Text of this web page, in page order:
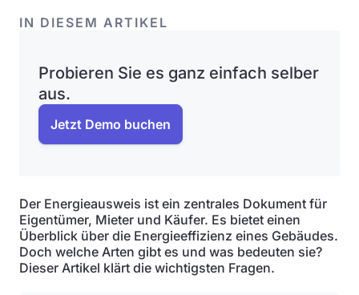
IN DIESEM ARTIKEL
Probieren Sie es ganz einfach selber
aus.
Jetzt Demo buchen
Der Energieausweis ist ein zentrales Dokument für
Eigentümer, Mieter und Käufer. Es bietet einen
Überblick über die Energieeffizienz eines Gebäudes.
Doch welche Arten gibt es und was bedeuten sie?
Dieser Artikel klärt die wichtigsten Fragen.